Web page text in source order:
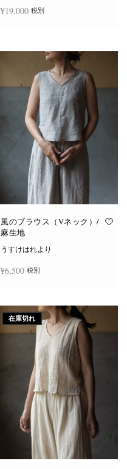
¥19,000 税別
風のブラウス（Vネック）/
麻生地
うすけはれより
¥6,500 税別
の
商
品
に
は
複
数
の
バ
リ
エ
ー
シ
ョ
ン
が
あ
り
ま
在庫切れ